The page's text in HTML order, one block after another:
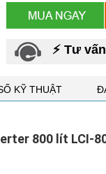
⚡ Tư
KỸ THUẬT
800 lít LCI-